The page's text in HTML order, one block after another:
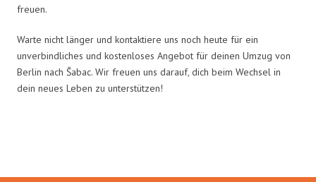
freuen.
Warte nicht länger und kontaktiere uns noch heute für ein
unverbindliches und kostenloses Angebot für deinen Umzug von
Berlin nach Šabac. Wir freuen uns darauf, dich beim Wechsel in
dein neues Leben zu unterstützen!